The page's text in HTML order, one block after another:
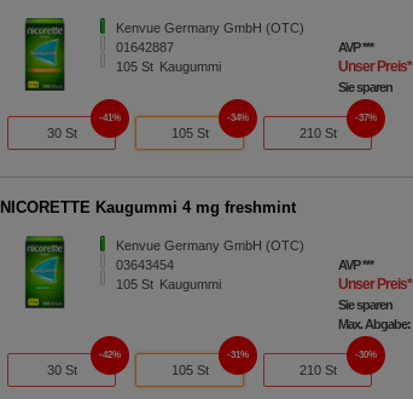
Kenvue Germany GmbH (OTC)
01642887
105St Kaugummi
AVP***
Unser Preis*
Sie sparen
30 St
41%
105 St
34%
210 St
37%
NICORETTE Kaugummi 4 mg freshmint
Kenvue Germany GmbH (OTC)
03643454
105St Kaugummi
AVP***
Unser Preis*
Sie sparen
Max. Abgabe:
30 St
42%
105 St
31%
210 St
30%